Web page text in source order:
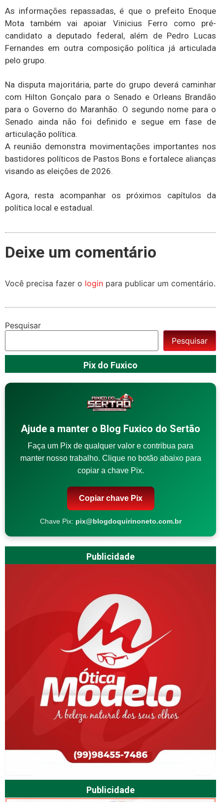
As informações repassadas, é que o prefeito Enoque
Mota também vai apoiar Vinicius Ferro como pré-
candidato a deputado federal, além de Pedro Lucas
Fernandes em outra composição política já articulada
pelo grupo.
Na disputa majoritária, parte do grupo deverá caminhar
com Hilton Gonçalo para o Senado e Orleans Brandão
para o Governo do Maranhão. O segundo nome para o
Senado ainda não foi definido e segue em fase de
articulação política.
A reunião demonstra movimentações importantes nos
bastidores políticos de Pastos Bons e fortalece alianças
visando as eleições de 2026.
Agora, resta acompanhar os próximos capítulos da
política local e estadual.
Deixe um comentário
Você precisa fazer o login para publicar um comentário.
Pesquisar
Pesquisar
Pix do Fuxico
Ajude a manter o Blog Fuxico do Sertão
Faça um Pix de qualquer valor e contribua para
manter nosso trabalho. Clique no botão abaixo para
copiar a chave Pix.
Copiar chave Pix
Chave Pix: pix@blogdoquirinoneto.com.br
Publicidade
Publicidade